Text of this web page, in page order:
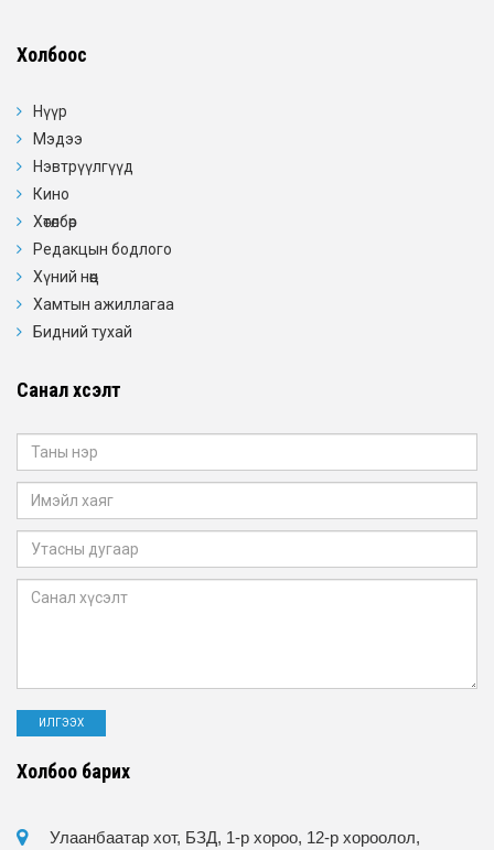
Холбоос
Нүүр
Мэдээ
Нэвтрүүлгүүд
Кино
Хөтөлбөр
Редакцын бодлого
Хүний нөөц
Хамтын ажиллагаа
Бидний тухай
Санал хүсэлт
Холбоо барих
Улаанбаатар хот, БЗД, 1-р хороо, 12-р хороолол,